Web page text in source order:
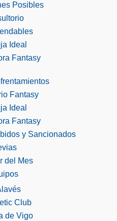
Posibles
Ideal
Fantasy
Fantasy
Ideal
Fantasy
y Sancionados
del Mes
Club
de Vigo